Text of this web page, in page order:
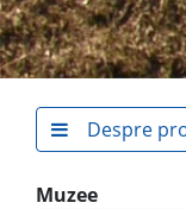
Despre
Muzee